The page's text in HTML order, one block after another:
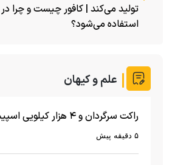
تولید می‌کند | کافور چیست و چرا در
استفاده می‌شود؟
علم و کیهان
راکت سرگردان و ۴ هزار
هشت هزار و ۶۹۰ کیلومتر در ساعت به ماه برخورد کرد
۵ دقیقه پیش